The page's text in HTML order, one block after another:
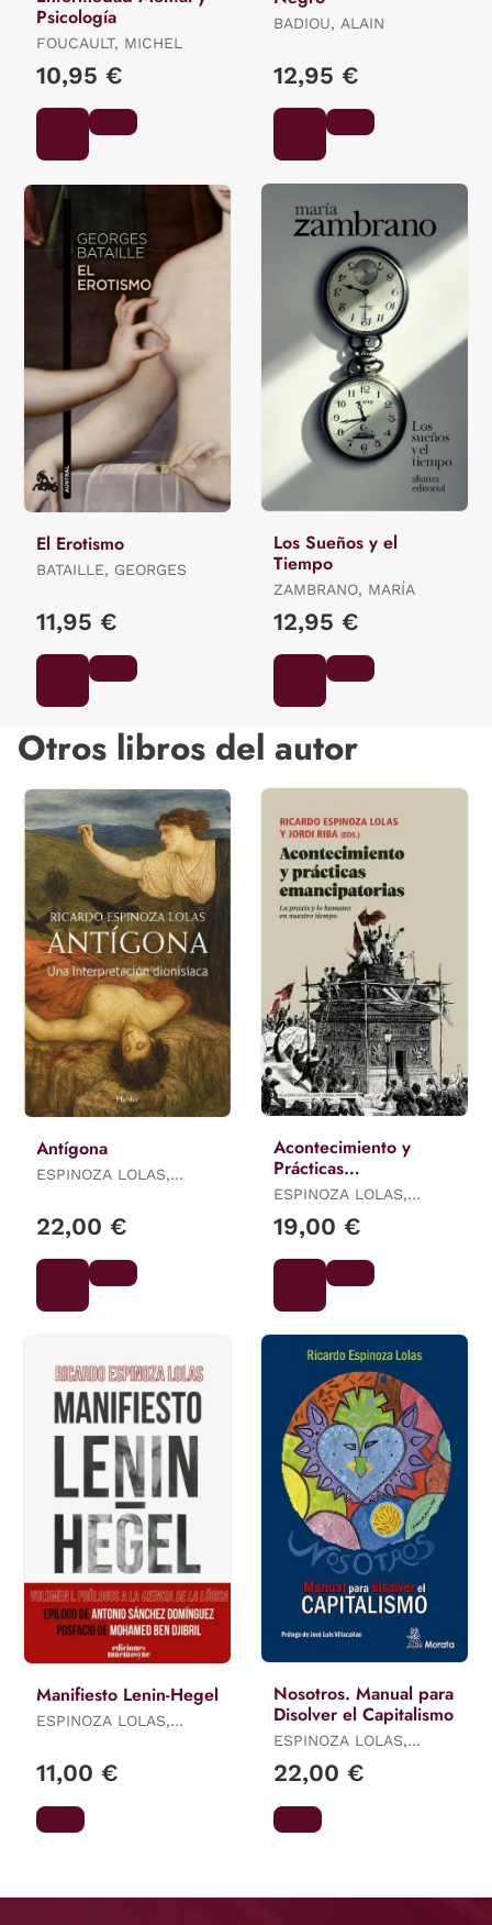
Psicología
FOUCAULT, MICHEL
10,95 €
BADIOU, ALAIN
12,95 €
El Erotismo
BATAILLE, GEORGES
11,95 €
Los Sueños y el
Tiempo
ZAMBRANO, MARÍA
12,95 €
Otros libros del autor
Antígona
ESPINOZA LOLAS,
22,00 €
Acontecimiento y
Prácticas
Emancipatorias
ESPINOZA LOLAS,
19,00 €
Manifiesto Lenin-Hegel
ESPINOZA LOLAS,
11,00 €
Nosotros. Manual para
Disolver el Capitalismo
ESPINOZA LOLAS,
22,00 €